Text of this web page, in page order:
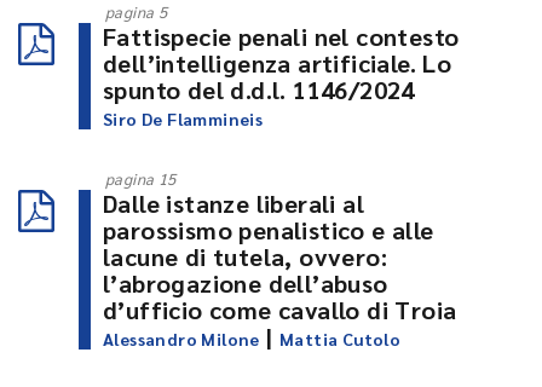
pagina 5
Fattispecie penali nel contesto
dell’intelligenza artificiale. Lo
spunto del d.d.l. 1146/2024
Siro De Flammineis
pagina 15
Dalle istanze liberali al
parossismo penalistico e alle
lacune di tutela, ovvero:
l’abrogazione dell’abuso
d’ufficio come cavallo di Troia
Alessandro Milone | Mattia Cutolo